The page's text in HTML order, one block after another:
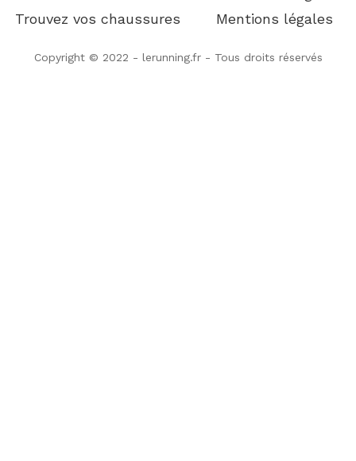
Trouvez vos chaussures
Mentions légales
Copyright © 2022 - lerunning.fr - Tous droits réservés